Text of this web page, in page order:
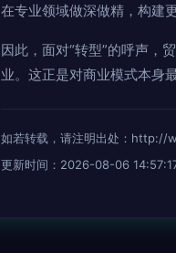
在专业领域做深做精，构建
因此，面对“转型”的呼声，
业。这正是对商业模式本身
如若转载，请注明出处：
更新时间：2026-08-06